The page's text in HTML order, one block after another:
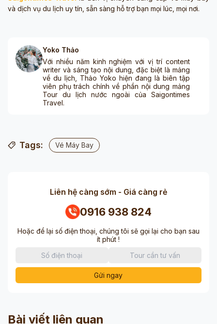
và dịch vụ du lịch uy tín, sẵn sàng hỗ trợ bạn mọi lúc, mọi nơi.
Yoko Thảo
Với nhiều năm kinh nghiệm với vị trí content
writer và sáng tạo nội dung, đặc biệt là mảng
về du lịch, Thảo Yoko hiện đang là biên tập
viên phụ trách chính về phần nội dung mảng
Tour du lịch nước ngoài của Saigontimes
Travel.
Tags: Vé Máy Bay
Liên hệ càng sớm - Giá càng rẻ
0916 938 824
Hoặc để lại số điện thoại, chúng tôi sẽ gọi lại cho bạn sau
ít phút !
Gửi ngay
Bài viết liên quan